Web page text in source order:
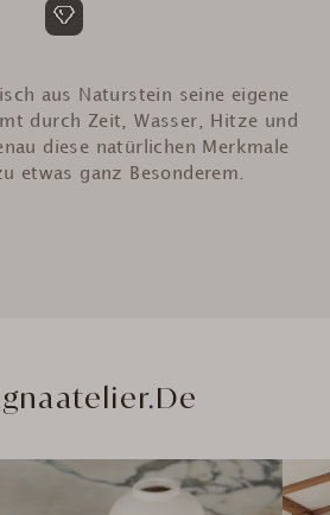
aus Naturstein seine eigene
durch Zeit, Wasser, Hitze und
diese natürlichen Merkmale
etwas ganz Besonderem.